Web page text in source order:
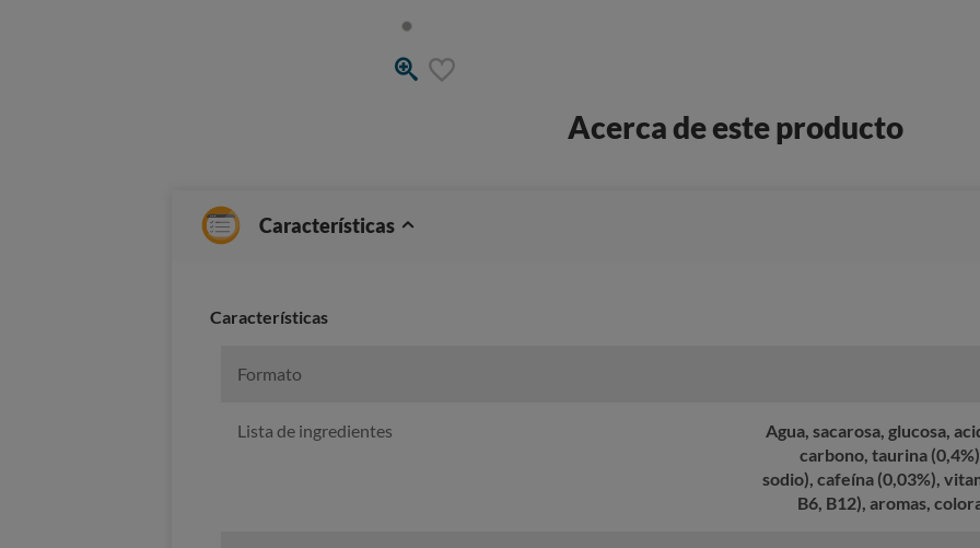
Acerca de este producto
Características
Caracterí­sticas
Formato
Lista de ingredientes
Agua, sacarosa, glucosa,
carbono, taurina
sodio), cafeína (0,03%),
B6, B12), aromas,